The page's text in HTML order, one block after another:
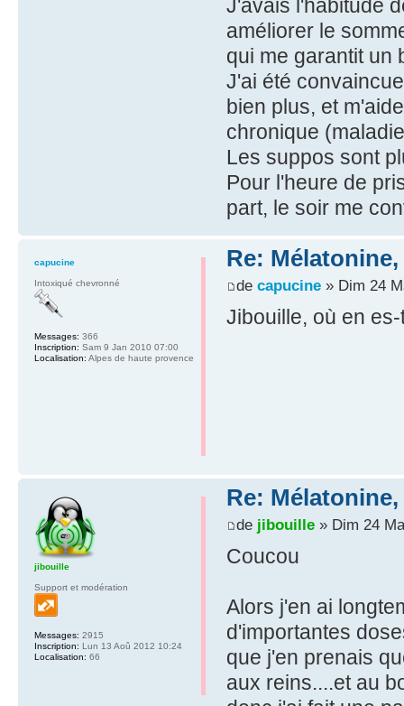
J'avais l'habitude
améliorer le
qui me garantit un
J'ai été
bien plus, et
chronique
Les suppos sont
Pour l'heure de
part, le soir me
Re:
de capucine» Dim 24
Jibouille, où en
capucine
Intoxiqué chevronné
Messages: 366
Inscription: Sam 9 Jan 2010 07:00
Localisation: Alpes de haute provence
Re:
de jibouille» Dim 24
Coucou
Alors j'en ai
d'importantes
que j'en prenais
aux reins....et au
jibouille
Support et modération
Messages: 2915
Inscription: Lun 13 Aoû 2012 10:24
Localisation: 66